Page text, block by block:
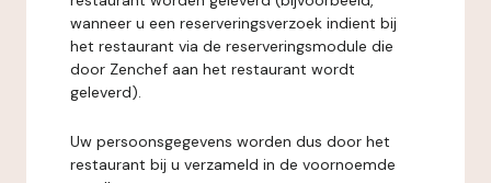
wanneer u een reserveringsverzoek indient bij
het restaurant via de reserveringsmodule die
door Zenchef aan het restaurant wordt
geleverd).
Uw persoonsgegevens worden dus door het
restaurant bij u verzameld in de voornoemde